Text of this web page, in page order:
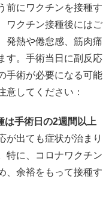
前にワクチンを接種す
ワクチン接種後にはご
発熱や倦怠感、筋肉痛
す。手術当日に副反応
手術が必要になる可能
意してください：
は手術日の2週間以上
が出ても症状が治まり
特に、コロナワクチン
、余裕をもって接種す